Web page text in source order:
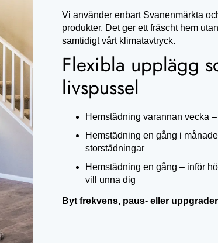
Vi använder enbart Svanenmärkta
produkter. Det ger ett fräscht hem
samtidigt vårt klimatavtryck.
Flexibla upplägg
livspussel
Hemstädning varannan vecka
Hemstädning en gång i
storstädningar
Hemstädning en gång – inför
vill unna dig
Byt frekvens, paus- eller